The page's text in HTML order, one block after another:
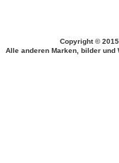
Copyright ©
Alle anderen Marken, bilder und